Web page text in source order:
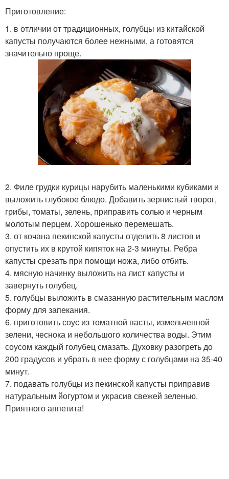
Приготовление:
1. в отличии от традиционных, голубцы из китайской
капусты получаются более нежными, а готовятся
значительно проще.
2. Филе грудки курицы нарубить маленькими кубиками и
выложить глубокое блюдо. Добавить зернистый творог,
грибы, томаты, зелень, приправить солью и черным
молотым перцем. Хорошенько перемешать.
3. от кочана пекинской капусты отделить 8 листов и
опустить их в крутой кипяток на 2-3 минуты. Ребра
капусты срезать при помощи ножа, либо отбить.
4. мясную начинку выложить на лист капусты и
завернуть голубец.
5. голубцы выложить в смазанную растительным маслом
форму для запекания.
6. приготовить соус из томатной пасты, измельченной
зелени, чеснока и небольшого количества воды. Этим
соусом каждый голубец смазать. Духовку разогреть до
200 градусов и убрать в нее форму с голубцами на 35-40
минут.
7. подавать голубцы из пекинской капусты приправив
натуральным йогуртом и украсив свежей зеленью.
Приятного аппетита!